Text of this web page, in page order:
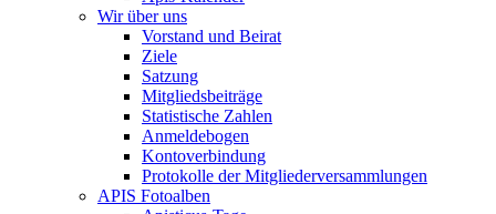
Wir über uns
Vorstand und Beirat
Ziele
Satzung
Mitgliedsbeiträge
Statistische Zahlen
Anmeldebogen
Kontoverbindung
Protokolle der Mitgliederversammlungen
APIS Fotoalben